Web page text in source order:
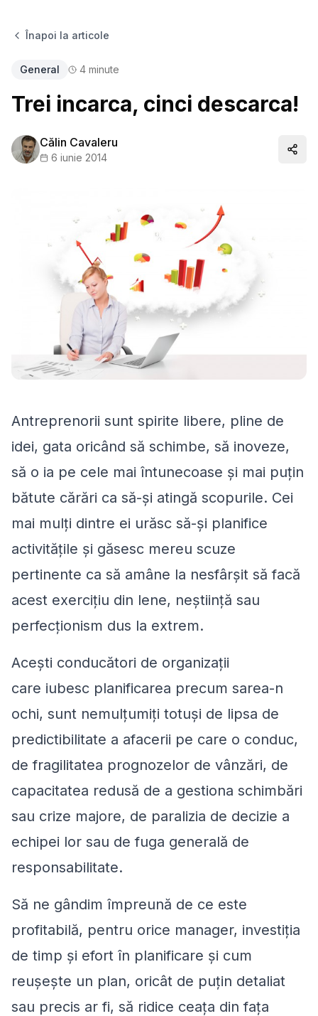
Înapoi la articole
General 4 minute
Trei incarca, cinci descarca!
Călin Cavaleru
6 iunie 2014
Antreprenorii sunt spirite libere, pline de
idei, gata oricând să schimbe, să inoveze,
să o ia pe cele mai întunecoase și mai puțin
bătute cărări ca să-și atingă scopurile. Cei
mai mulți dintre ei urăsc să-și planifice
activitățile și găsesc mereu scuze
pertinente ca să amâne la nesfârșit să facă
acest exercițiu din lene, neștiință sau
perfecționism dus la extrem.
Acești conducători de organizații
care iubesc planificarea precum sarea-n
ochi, sunt nemulțumiți totuși de lipsa de
predictibilitate a afacerii pe care o conduc,
de fragilitatea prognozelor de vânzări, de
capacitatea redusă de a gestiona schimbări
sau crize majore, de paralizia de decizie a
echipei lor sau de fuga generală de
responsabilitate.
Să ne gândim împreună de ce este
profitabilă, pentru orice manager, investiția
de timp și efort în planificare și cum
reușește un plan, oricât de puțin detaliat
sau precis ar fi, să ridice ceața din fața